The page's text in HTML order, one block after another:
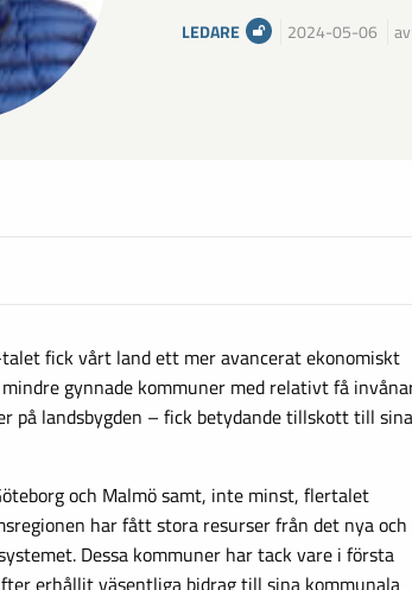
LEDARE 2024-05-06
fick vårt land ett mer avancerat ekonomiskt
gynnade kommuner med relativt få
på landsbygden – fick betydande tillskott till sina
och Malmö samt, inte minst, flertalet
har fått stora resurser från det nya och
Dessa kommuner har tack vare i första
erhållit väsentliga bidrag till sina kommunala